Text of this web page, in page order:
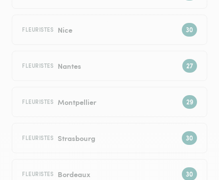
FLEURISTES Nice
FLEURISTES Nantes
FLEURISTES Montpellier
FLEURISTES Strasbourg
FLEURISTES Bordeaux